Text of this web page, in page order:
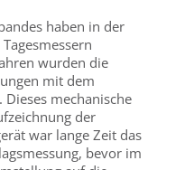
haben in der
wurden die
mit dem
mechanische
der
war lange Zeit das
bevor im